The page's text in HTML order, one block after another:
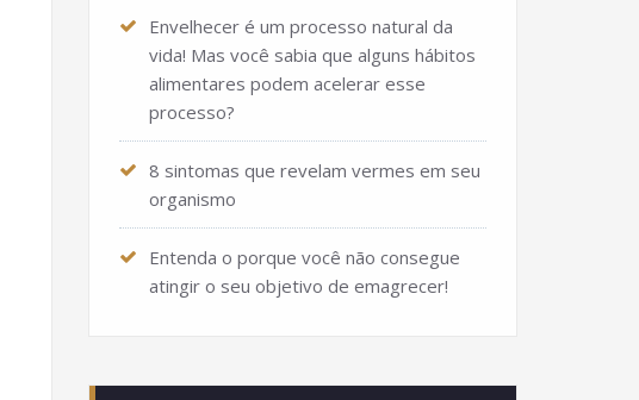
Envelhecer é um processo natural da
vida! Mas você sabia que alguns hábitos
alimentares podem acelerar esse
processo?
8 sintomas que revelam vermes em seu
organismo
Entenda o porque você não consegue
atingir o seu objetivo de emagrecer!